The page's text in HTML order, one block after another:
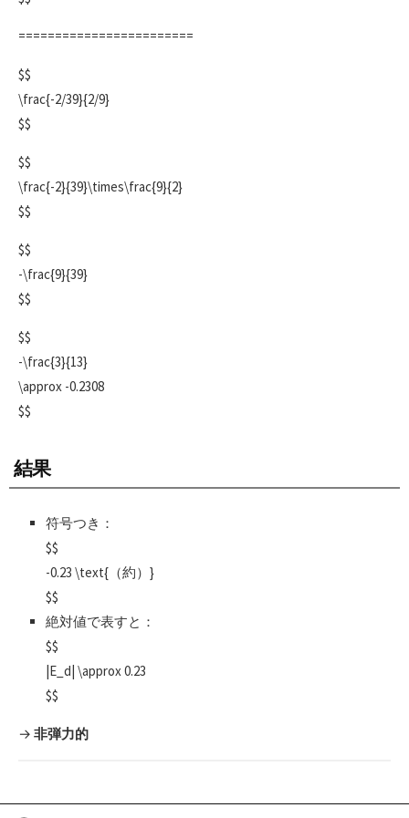
========================
$$
\frac{-2/39}{2/9}
$$
$$
\frac{-2}{39}\times\frac{9}{2}
$$
$$
-\frac{9}{39}
$$
$$
-\frac{3}{13}
\approx -0.2308
$$
結果
符号つき：
$$
-0.23 \text{（約）}
$$
絶対値で表すと：
$$
|E_d| \approx 0.23
$$
→ 非弾力的